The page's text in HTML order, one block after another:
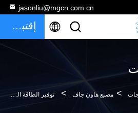
jasonliu@mgcn.com.cn
إقتباس
> مصنع هاون جاف > توفير الطاقة الجافة هاون خط إنتاج الشريط خلاط شبه التلقائي عملية سريعة